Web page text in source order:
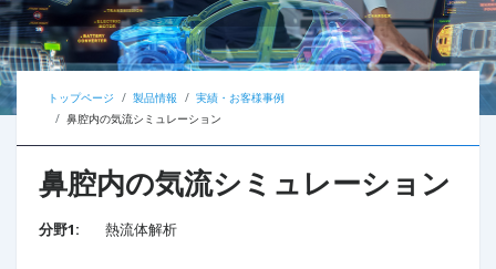
トップページ 製品情報
実績・お客様事例
鼻腔内の気流シミュレーション​
鼻腔内の気流シミュレーション​
分野1: 熱流体解析